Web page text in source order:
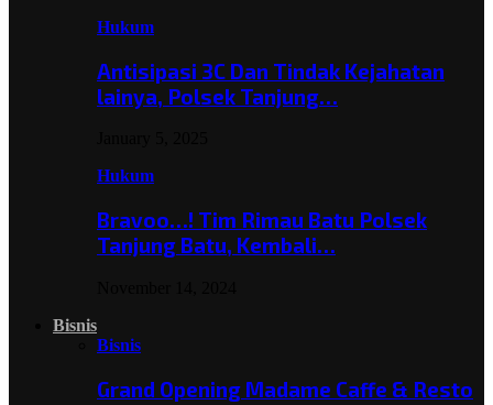
Hukum
Antisipasi 3C Dan Tindak Kejahatan
lainya, Polsek Tanjung…
Hukum
Bravoo…! Tim Rimau Batu Polsek
Tanjung Batu, Kembali…
Bisnis
Bisnis
Grand Opening Madame Caffe & Resto